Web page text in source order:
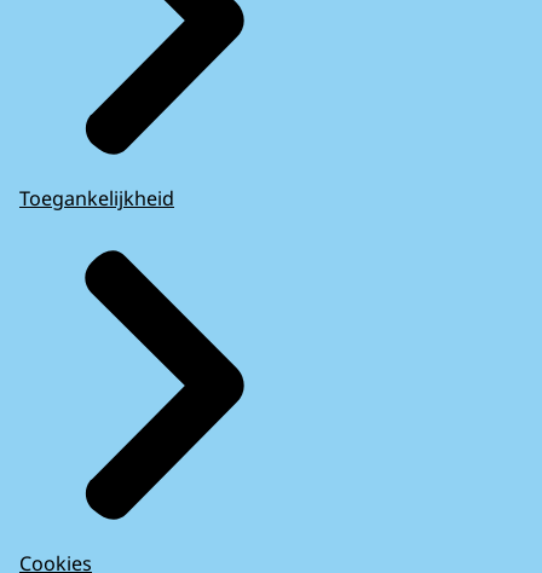
Toegankelijkheid
Cookies